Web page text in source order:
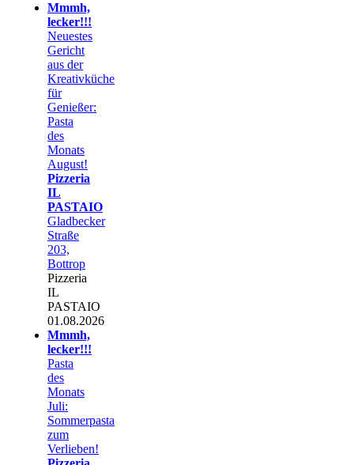
Mmmh,
lecker!!!
Neuestes
Gericht
aus der
Kreativküche
für
Genießer:
Pasta
des
Monats
August!
Pizzeria
IL
PASTAIO
Gladbecker
Straße
203,
Bottrop
Pizzeria
IL
PASTAIO
01.08.2026
Mmmh,
lecker!!!
Pasta
des
Monats
Juli:
Sommerpasta
zum
Verlieben!